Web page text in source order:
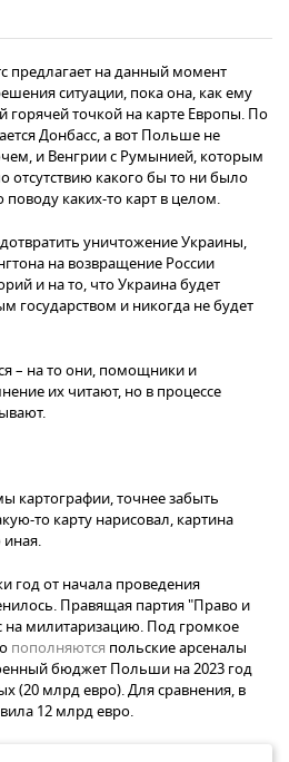
предлагает на данный момент
ситуации, пока она, как ему
горячей точкой на карте Европы. По
Донбасс, а вот Польше не
и Венгрии с Румынией, которым
отсутствию какого бы то ни было
каких-то карт в целом.
уничтожение Украины,
на возвращение России
и на то, что Украина будет
государством и никогда не будет
– на то они, помощники и
их читают, но в процессе
картографии, точнее забыть
то карту нарисовал, картина
иная.
год от начала проведения
Правящая партия "Право и
на милитаризацию. Под громкое
пополняются польские арсеналы
бюджет Польши на 2023 год
(20 млрд евро). Для сравнения, в
12 млрд евро.